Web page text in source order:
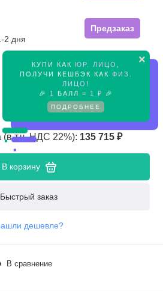
×
КУПИ КАК ЮР. ЛИЦО
ПОЛУЧИ КЕШБЭК КАК ФИЗ.
ЛИЦО !
🎉 1 БАЛЛ = 1 ₽ 🎉
ПОДРОБНЕЕ
Предзаказ
2 дня
Предзаказ
(в т.ч. НДС 22%): 135 715 ₽
В корзину
Быстрый заказ
дешевле?
В сравнение